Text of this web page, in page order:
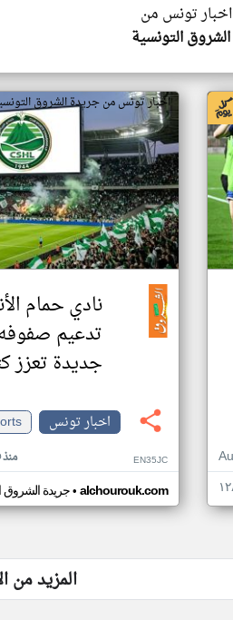
اخبار تونس من
التونسية
اخبار تونس من جريدة الشروق
نادي حمام
جديدة تعزز
اخبار تونس
منذ ٥ ساعات EN35JC
جريدة الشروق• alchourouk.com
المزيد من